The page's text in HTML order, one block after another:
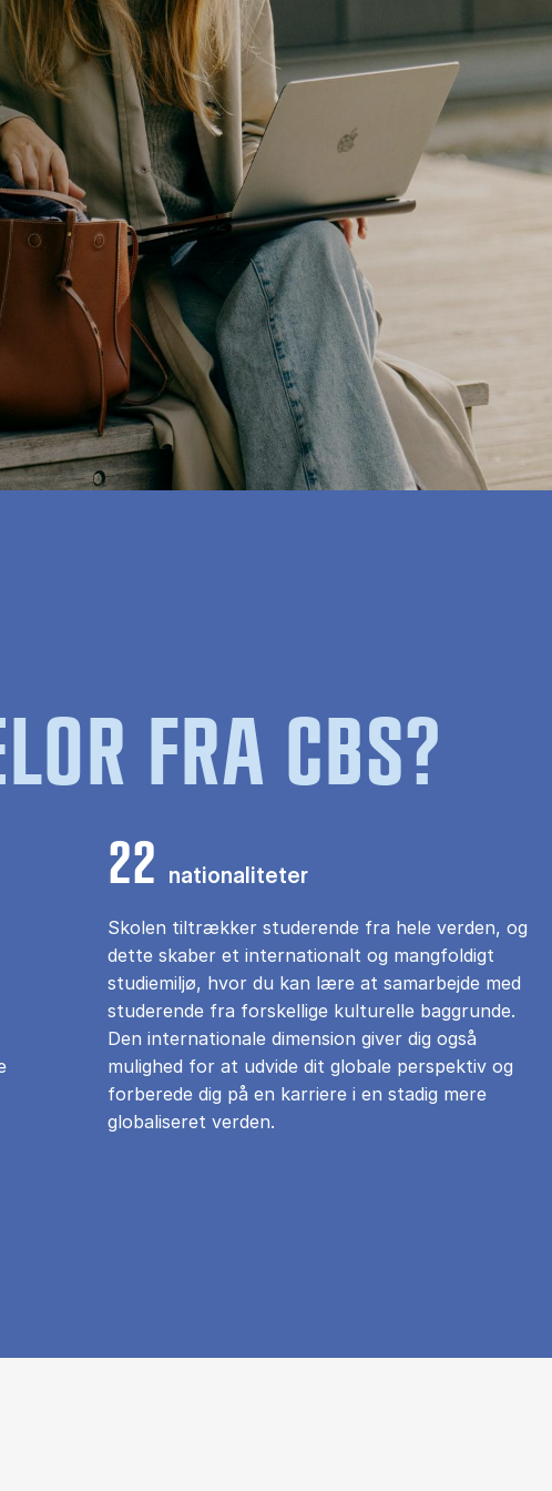
FRA CBS?
22 nationaliteter
Skolen tiltrækker studerende fra hele verden, og
dette skaber et internationalt og mangfoldigt
studiemiljø, hvor du kan lære at samarbejde med
studerende fra forskellige kulturelle baggrunde.
Den internationale dimension giver dig også
mulighed for at udvide dit globale perspektiv og
forberede dig på en karriere i en stadig mere
globaliseret verden.